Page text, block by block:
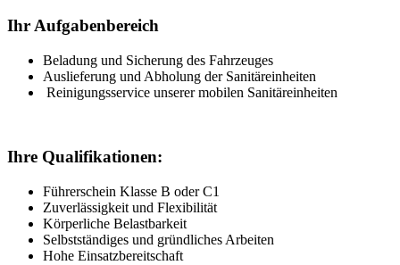
Ihr Aufgabenbereich
Beladung und Sicherung des Fahrzeuges
Auslieferung und Abholung der Sanitäreinheiten
Reinigungsservice unserer mobilen Sanitäreinheiten
Ihre Qualifikationen:
Führerschein Klasse B oder C1
Zuverlässigkeit und Flexibilität
Körperliche Belastbarkeit
Selbstständiges und gründliches Arbeiten
Hohe Einsatzbereitschaft